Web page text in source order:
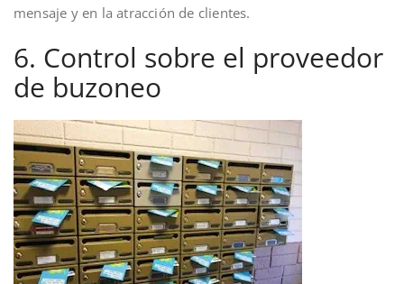
mensaje y en la atracción de clientes.
6. Control sobre el proveedor
de buzoneo